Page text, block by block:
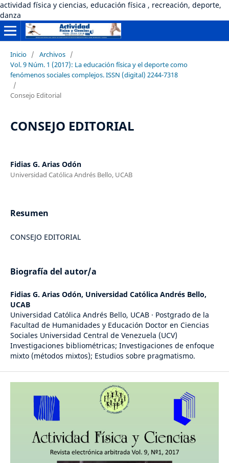
actividad física y ciencias, educación física , recreación, deporte,
danza
Inicio / Archivos /
Vol. 9 Núm. 1 (2017): La educación física y el deporte como
fenómenos sociales complejos. ISSN (digital) 2244-7318
/
Consejo Editorial
CONSEJO EDITORIAL
Fidias G. Arias Odón
Universidad Católica Andrés Bello, UCAB
Resumen
CONSEJO EDITORIAL
Biografía del autor/a
Fidias G. Arias Odón, Universidad Católica Andrés Bello,
UCAB
Universidad Católica Andrés Bello, UCAB · Postgrado de la
Facultad de Humanidades y Educación Doctor en Ciencias
Sociales Universidad Central de Venezuela (UCV)
Investigaciones bibliométricas; Investigaciones de enfoque
mixto (métodos mixtos); Estudios sobre pragmatismo.